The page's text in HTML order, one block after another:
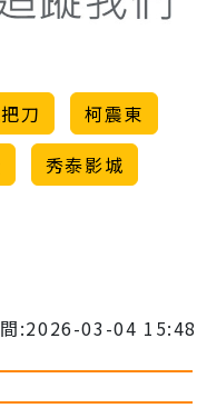
刀
柯震東
秀泰影城
:2026-03-04 15:48